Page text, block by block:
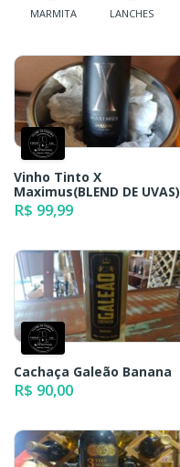
MARMITA LANCHES
Vinho Tinto X
Maximus(BLEND DE UVAS)
R$ 99,99
Cachaça Galeão Banana
R$ 90,00